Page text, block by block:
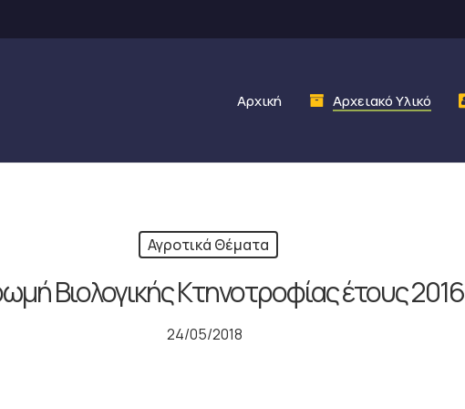
Αρχική Αρχειακό Υλικό
Αγροτικά Θέματα
Βιολογικής Κτηνοτροφίας έτους 2016
24/05/2018